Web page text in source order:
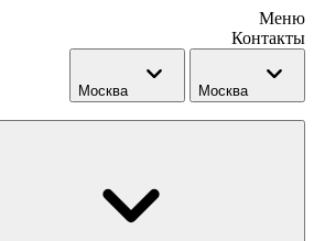
Меню
Контакты
Москва Москва